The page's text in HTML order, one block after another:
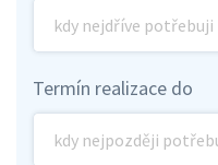
Termín realizace do